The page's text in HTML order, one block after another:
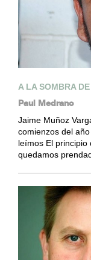
A LA SOMBRA DE
Paul Medrano
Jaime Muñoz
comienzos del
leímos El principio
quedamos